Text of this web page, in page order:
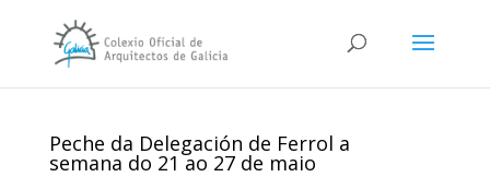
Peche da Delegación de Ferrol a
semana do 21 ao 27 de maio